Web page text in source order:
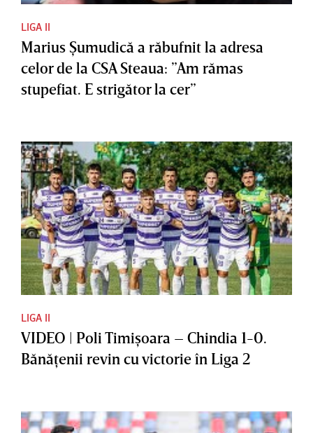
LIGA II
Marius Şumudică a răbufnit la adresa
celor de la CSA Steaua: ”Am rămas
stupefiat. E strigător la cer”
LIGA II
VIDEO | Poli Timişoara – Chindia 1-0.
Bănăţenii revin cu victorie în Liga 2